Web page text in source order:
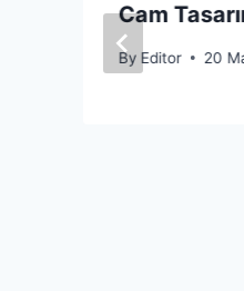
Cam
By Editor 20